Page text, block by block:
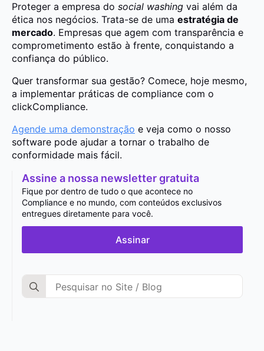
Proteger a empresa do social washing vai além da
ética nos negócios. Trata-se de uma estratégia de
mercado. Empresas que agem com transparência e
comprometimento estão à frente, conquistando a
confiança do público.
Quer transformar sua gestão? Comece, hoje mesmo,
a implementar práticas de compliance com o
clickCompliance.
Agende uma demonstração e veja como o nosso
software pode ajudar a tornar o trabalho de
conformidade mais fácil.
Assine a nossa newsletter gratuita
Fique por dentro de tudo o que acontece no
Compliance e no mundo, com conteúdos exclusivos
entregues diretamente para você.
Assinar
Search
for: